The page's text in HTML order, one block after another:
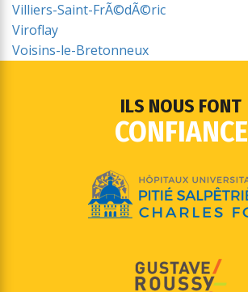
Villiers-Saint-FrÃ©dÃ©ric
Viroflay
Voisins-le-Bretonneux
ILS NOUS FONT
CONFIANCE